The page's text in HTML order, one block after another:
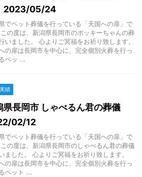
05/24
でペット葬儀を行っている「天国への扉」で
の度は、新潟県長岡市のポッキーちゃんの葬
いました。 心よりご冥福をお祈り致します。
の扉は長岡市を中心に、完全個別火葬を行っ
ペッ ...
績
県長岡市 しゃべるん君の葬儀
02/12
でペット葬儀を行っている「天国への扉」で
の度は、新潟県長岡市のしゃべるん君の葬儀
ました。 心よりご冥福をお祈り致します。
の扉は長岡市を中心に、完全個別火葬を行っ
ペット ...